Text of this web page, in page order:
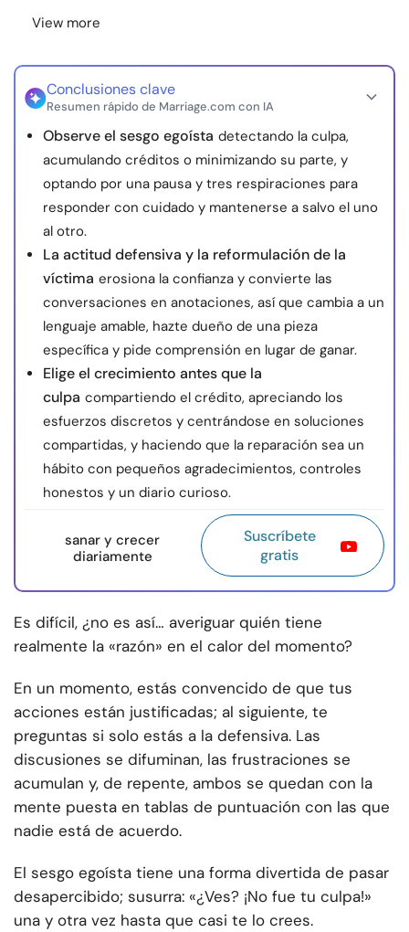
nosotros
View more
Conclusiones clave
Resumen rápido de Marriage.com con IA
Observe el sesgo egoísta detectando la culpa,
acumulando créditos o minimizando su parte, y
optando por una pausa y tres respiraciones para
responder con cuidado y mantenerse a salvo el uno
al otro.
La actitud defensiva y la reformulación de la
víctima erosiona la confianza y convierte las
conversaciones en anotaciones, así que cambia a un
lenguaje amable, hazte dueño de una pieza
específica y pide comprensión en lugar de ganar.
Elige el crecimiento antes que la
culpa compartiendo el crédito, apreciando los
esfuerzos discretos y centrándose en soluciones
compartidas, y haciendo que la reparación sea un
hábito con pequeños agradecimientos, controles
honestos y un diario curioso.
sanar y crecer
diariamente
Suscríbete
gratis
Es difícil, ¿no es así… averiguar quién tiene
realmente la «razón» en el calor del momento?
En un momento, estás convencido de que tus
acciones están justificadas; al siguiente, te
preguntas si solo estás a la defensiva. Las
discusiones se difuminan, las frustraciones se
acumulan y, de repente, ambos se quedan con la
mente puesta en tablas de puntuación con las que
nadie está de acuerdo.
El sesgo egoísta tiene una forma divertida de pasar
desapercibido; susurra: «¿Ves? ¡No fue tu culpa!»
una y otra vez hasta que casi te lo crees.